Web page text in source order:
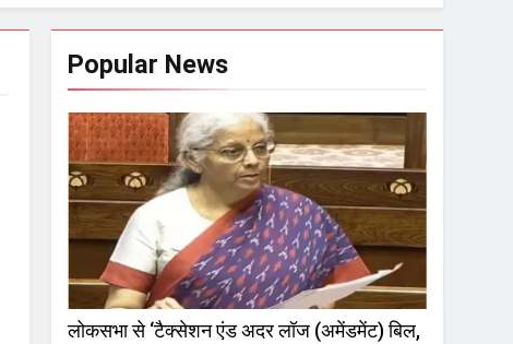
Popular News
लोकसभा से ‘टैक्सेशन एंड अदर लॉज (अमेंडमेंट) बिल,